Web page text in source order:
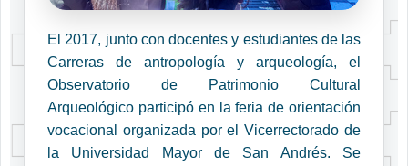
El 2017, junto con docentes y estudiantes de las
Carreras de antropología y arqueología, el
Observatorio de Patrimonio Cultural
Arqueológico participó en la feria de orientación
vocacional organizada por el Vicerrectorado de
la Universidad Mayor de San Andrés. Se